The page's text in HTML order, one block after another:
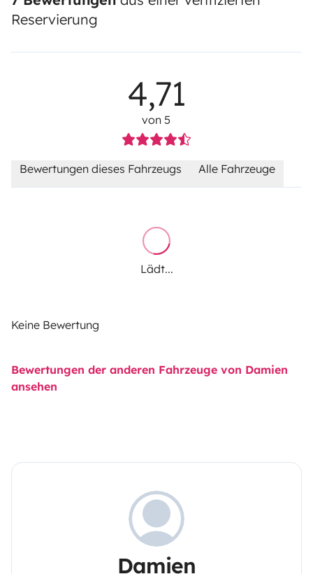
Reservierung
4,71
von 5
Bewertungen dieses Fahrzeugs Alle Fahrzeuge
Lädt...
Keine Bewertung
Bewertungen der anderen Fahrzeuge von Damien
ansehen
Damien